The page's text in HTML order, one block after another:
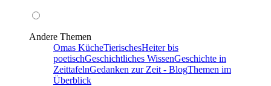
Andere Themen
Omas KücheTierischesHeiter bis
poetischGeschichtliches WissenGeschichte in
ZeittafelnGedanken zur Zeit - BlogThemen im
Überblick